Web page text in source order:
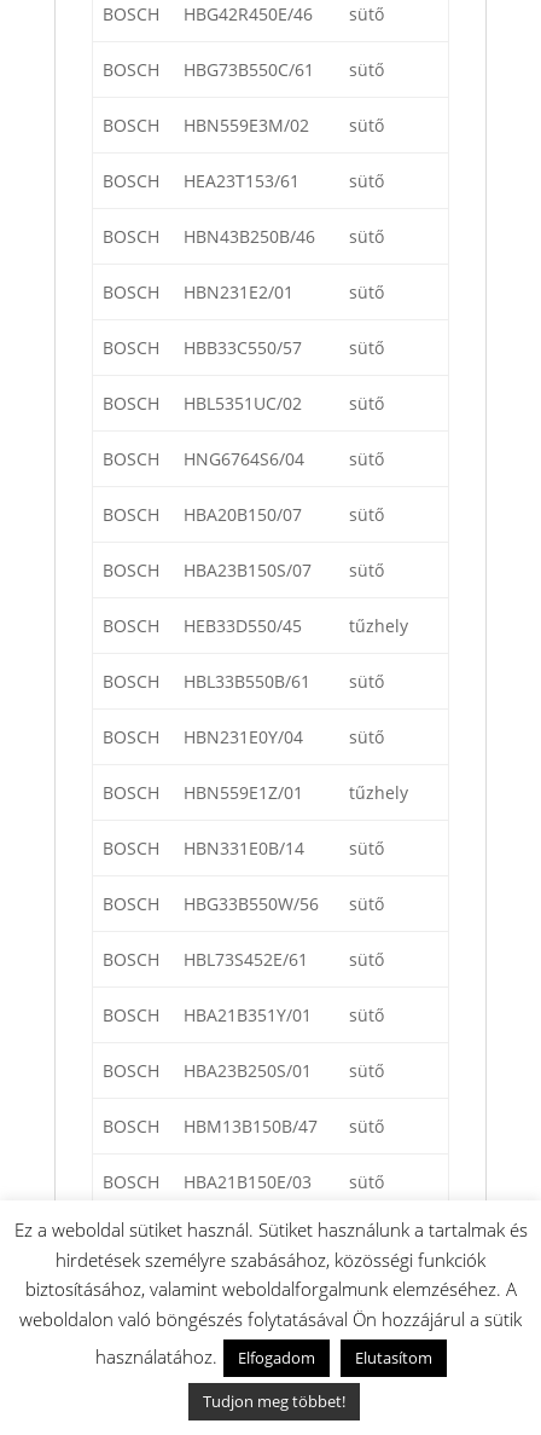
BOSCH HBG42R450E/46 sütő
BOSCH HBG73B550C/61 sütő
BOSCH HBN559E3M/02 sütő
BOSCH HEA23T153/61 sütő
BOSCH HBN43B250B/46 sütő
BOSCH HBN231E2/01 sütő
BOSCH HBB33C550/57 sütő
BOSCH HBL5351UC/02 sütő
BOSCH HNG6764S6/04 sütő
BOSCH HBA20B150/07 sütő
BOSCH HBA23B150S/07 sütő
BOSCH HEB33D550/45 tűzhely
BOSCH HBL33B550B/61 sütő
BOSCH HBN231E0Y/04 sütő
BOSCH HBN559E1Z/01 tűzhely
BOSCH HBN331E0B/14 sütő
BOSCH HBG33B550W/56 sütő
BOSCH HBL73S452E/61 sütő
BOSCH HBA21B351Y/01 sütő
BOSCH HBA23B250S/01 sütő
BOSCH HBM13B150B/47 sütő
BOSCH HBA21B150E/03 sütő
BOSCH HBG33B550B/61 sütő
BOSCH HEB33D350/45 tűzhely
BOSCH HBG636ES1/15 sütő
HBN331E1GB/01
Ez a weboldal sütiket használ. Sütiket használunk a tartalmak és
hirdetések személyre szabásához, közösségi funkciók
biztosításához, valamint weboldalforgalmunk elemzéséhez. A
weboldalon való böngészés folytatásával Ön hozzájárul a sütik
használatához.
Elfogadom
Elutasítom
Tudjon meg többet!